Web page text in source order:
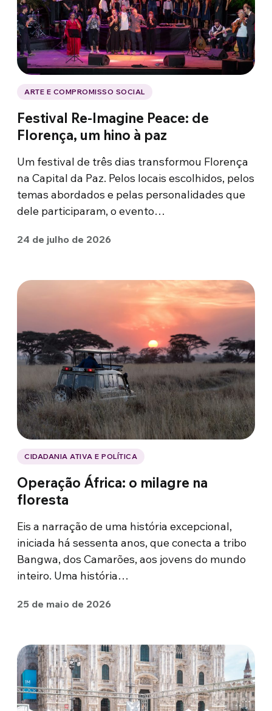
ARTE E COMPROMISSO SOCIAL
Festival Re-Imagine Peace: de
Florença, um hino à paz
Um festival de três dias transformou Florença
na Capital da Paz. Pelos locais escolhidos, pelos
temas abordados e pelas personalidades que
dele participaram, o evento…
24 de julho de 2026
CIDADANIA ATIVA E POLÍTICA
Operação África: o milagre na
floresta
Eis a narração de uma história excepcional,
iniciada há sessenta anos, que conecta a tribo
Bangwa, dos Camarões, aos jovens do mundo
inteiro. Uma história…
25 de maio de 2026